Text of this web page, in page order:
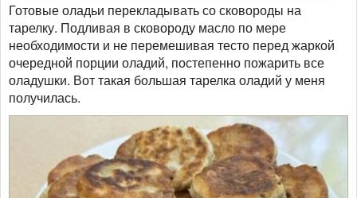
Готовые оладьи перекладывать со сковороды на
тарелку. Подливая в сковороду масло по мере
необходимости и не перемешивая тесто перед жаркой
очередной порции оладий, постепенно пожарить все
оладушки. Вот такая большая тарелка оладий у меня
получилась.